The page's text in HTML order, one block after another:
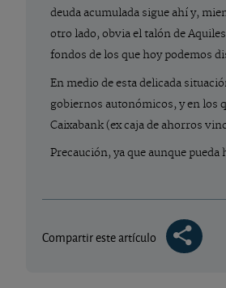
deuda acumulada sigue ahí y,
otro lado, obvia el talón de
fondos de los que hoy podemos
En medio de esta delicada
gobiernos autonómicos, y en los
Caixabank (ex caja de ahorros
Precaución, ya que aunque
Compartir este artículo